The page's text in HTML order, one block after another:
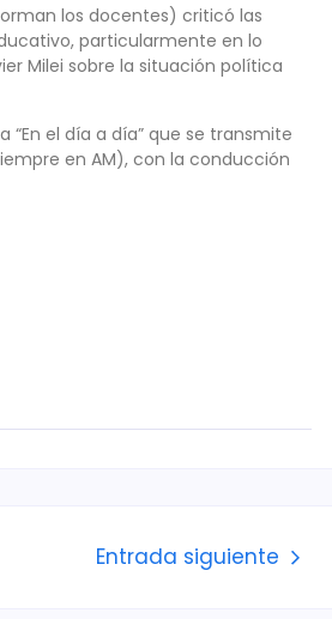
los docentes) criticó las
particularmente en lo
Milei sobre la situación política
el día a día” que se transmite
en AM), con la conducción
Entrada siguiente